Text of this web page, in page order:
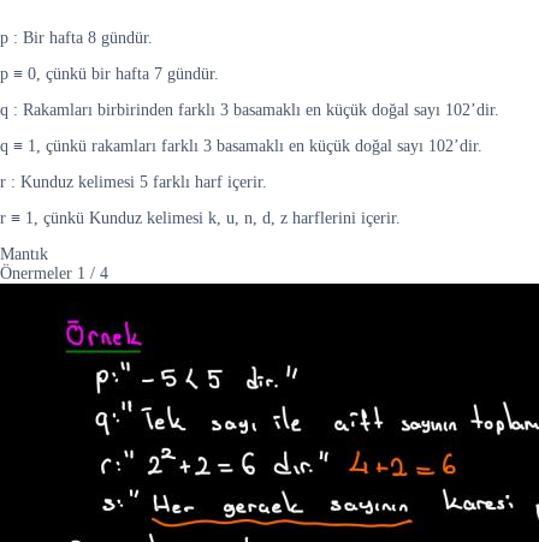
p : Bir hafta 8 gündür.
p ≡ 0, çünkü bir hafta 7 gündür.
q : Rakamları birbirinden farklı 3 basamaklı en küçük doğal sayı 102’dir.
q ≡ 1, çünkü rakamları farklı 3 basamaklı en küçük doğal sayı 102’dir.
r : Kunduz kelimesi 5 farklı harf içerir.
r ≡ 1, çünkü Kunduz kelimesi k, u, n, d, z harflerini içerir.
Mantık
Önermeler 1 / 4